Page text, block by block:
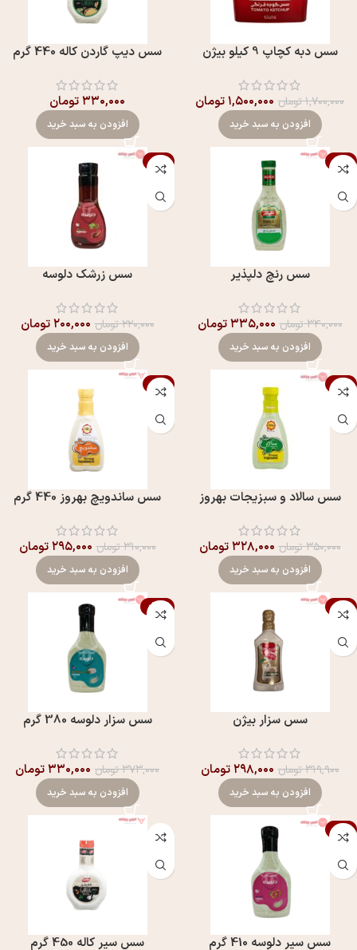
سس دبه کچاپ 9 کیلو بیژن
۱,۷۰۰,۰۰۰تومان ۱,۵۰۰,۰۰۰تومان
افزودن به سبد خرید
سس ديپ گاردن کاله 440 گرم
۳۳۰,۰۰۰تومان
افزودن به سبد خرید
-1%
سس رنچ دلپذير
۳۴۰,۰۰۰تومان ۳۳۵,۰۰۰تومان
افزودن به سبد خرید
-9%
سس زرشک دلوسه
۲۲۰,۰۰۰تومان ۲۰۰,۰۰۰تومان
افزودن به سبد خرید
-6%
سس سالاد و سبزیجات بهروز
۳۵۰,۰۰۰تومان ۳۲۸,۰۰۰تومان
افزودن به سبد خرید
-5%
سس ساندويچ بهروز 440 گرم
۳۱۰,۰۰۰تومان ۲۹۵,۰۰۰تومان
افزودن به سبد خرید
-7%
سس سزار بیژن
۳۱۹,۹۰۰تومان ۲۹۸,۰۰۰تومان
افزودن به سبد خرید
-12%
سس سزار دلوسه 380 گرم
۳۷۳,۰۰۰تومان ۳۳۰,۰۰۰تومان
افزودن به سبد خرید
-7%
سس سير دلوسه 410 گرم سس سير کاله 450 گرم